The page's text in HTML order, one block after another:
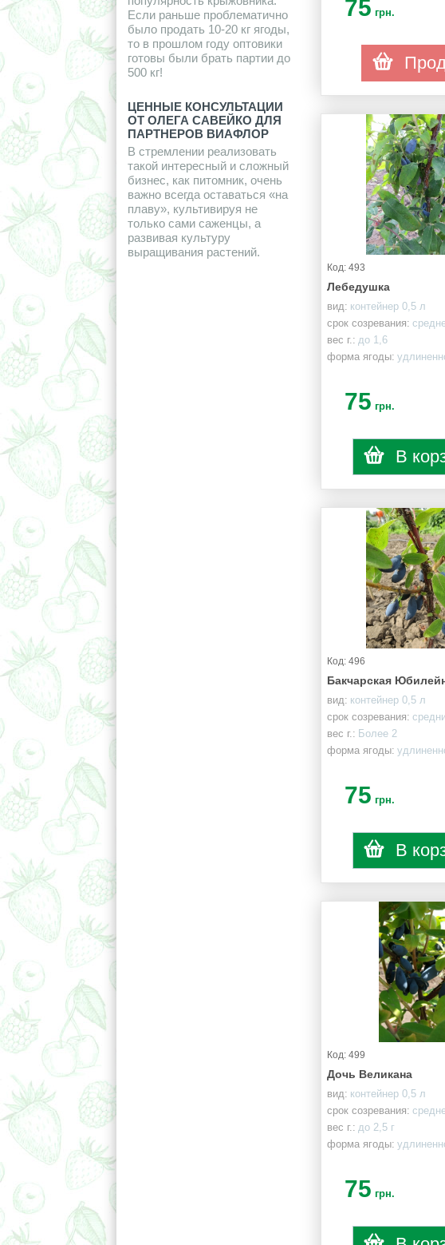
Если раньше проблематично
было продать 10-20 кг ягоды,
то в прошлом году оптовики
готовы были брать партии до
500 кг!
ЦЕННЫЕ КОНСУЛЬТАЦИИ
ОТ ОЛЕГА САВЕЙКО ДЛЯ
ПАРТНЕРОВ ВИАФЛОР
В стремлении реализовать
такой интересный и сложный
бизнес, как питомник, очень
важно всегда оставаться «на
плаву», культивируя не
только сами саженцы, а
развивая культуру
выращивания растений.
75 грн.
Код: 493
Лебедушка
вид: контейнер 0,5 л
срок созревания:
вес г.: до 1,6
форма ягоды:
75 грн.
В
Код: 496
Бакчарская
вид: контейнер 0,5 л
срок созревания:
вес г.: Более 2
форма ягоды:
75 грн.
В
Код: 499
Дочь Великана
вид: контейнер 0,5 л
срок созревания:
вес г.: до 2,5 г
форма ягоды:
75 грн.